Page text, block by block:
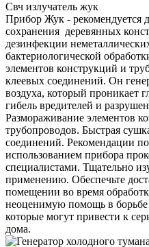
Свч излучатель жук
Прибор Жук - рекомендуется
сохранения деревянных
дезинфекции
бактериологической
элементов конструкций и
клеевых соединений. Он
воздуха, который проникает
гибель вредителей и
Размораживание элементов
трубопроводов. Быстрая
соединений. Рекомендации
использованием прибора
специалистами. Тщательно
применению. Обеспечьте
помещении во время
неоценимую помощь в борьбе
которые могут привести к
дома.